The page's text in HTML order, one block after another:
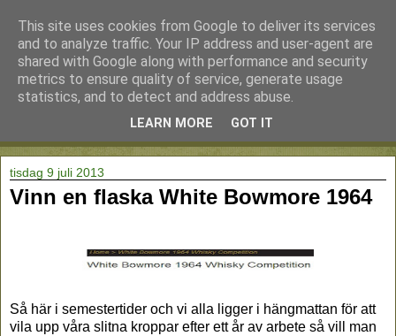
tisdag 9 juli 2013
Vinn en flaska White Bowmore 1964
Så här i semestertider och vi alla ligger i hängmattan för att
vila upp våra slitna kroppar efter ett år av arbete så vill man
This site uses cookies from Google to deliver its services
and to analyze traffic. Your IP address and user-agent are
shared with Google along with performance and security
metrics to ensure quality of service, generate usage
statistics, and to detect and address abuse.
LEARN MORE GOT IT